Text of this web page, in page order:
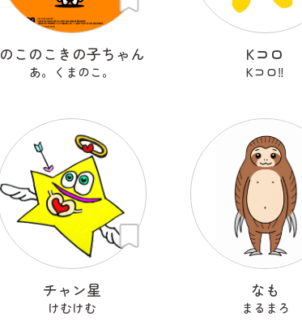
のこのこきの子ちゃん
あ。くまのこ。
Kコロ
Kコロ‼︎
チャン星
けむけむ
なも
まるまろ